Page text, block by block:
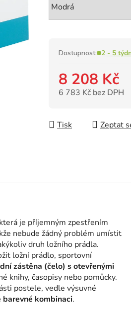
Dostupnost: 2 - 5
8 208 Kč
6 783 Kč bez DPH
Tisk
Zeptat
je příjemným zpestřením
nebude žádný problém umístit
druh ložního prádla.
ložní prádlo, sportovní
zástěna (čelo) s otevřenými
knihy, časopisy nebo pomůcky.
postele, vedle výsuvné
kombinaci.